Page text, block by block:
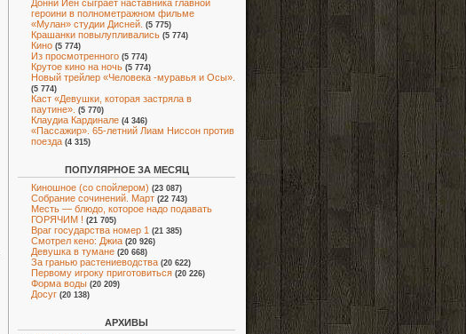
Донни Йен сыграет наставника главной
героини в полнометражном фильме
«Мулан» студии Дисней. (5 775)
Крашанки повылупливались (5 774)
Кино (5 774)
Из просмотренного (5 774)
Крутое кино на ночь (5 774)
Новый трейлер «Человека -муравья и Осы».
(5 774)
Каст «Девушки, которая застряла в
паутине». (5 770)
Клаудиа Кардинале (4 346)
«Пассажир». 65-летний Лиам Ниссон против
поезда (4 315)
ПОПУЛЯРНОЕ ЗА МЕСЯЦ
Киношное (со спойлером) (23 087)
Собрание сочинений. Март (22 743)
Месть — блюдо, которое надо подавать
ГОРЯЧИМ ! (21 705)
Враг государства номер 1 (21 385)
Смотрел кено: Джиа (20 926)
Девушка в тумане (20 668)
За гранью растениеводства (20 622)
Первому игроку приготовиться (20 226)
Форма воды (20 209)
Досуг (20 138)
АРХИВЫ